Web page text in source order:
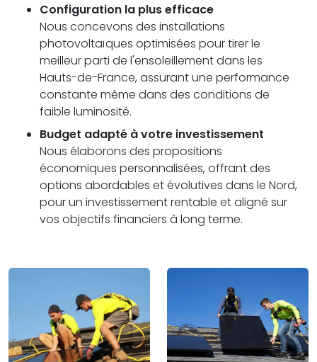
Configuration la plus efficace
Nous concevons des installations
photovoltaïques optimisées pour tirer le
meilleur parti de l'ensoleillement dans les
Hauts-de-France, assurant une performance
constante même dans des conditions de
faible luminosité.
Budget adapté à votre investissement
Nous élaborons des propositions
économiques personnalisées, offrant des
options abordables et évolutives dans le Nord,
pour un investissement rentable et aligné sur
vos objectifs financiers à long terme.